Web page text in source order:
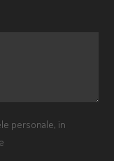
personale, in